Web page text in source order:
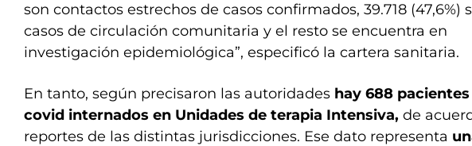
son contactos estrechos de casos confirmados, 39.718 (47,6%)
casos de circulación comunitaria y el resto se encuentra en
investigación epidemiológica”, especificó la cartera sanitaria.
En tanto, según precisaron las autoridades hay 688
covid internados en Unidades de terapia Intensiva, de
reportes de las distintas jurisdicciones. Ese dato representa